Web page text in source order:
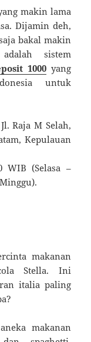
makin lama
Dijamin deh,
bakal makin
sistem
1000yang
untuk
Raja M Selah,
Kepulauan
WIB (Selasa –
makanan
Stella. Ini
italia paling
makanan